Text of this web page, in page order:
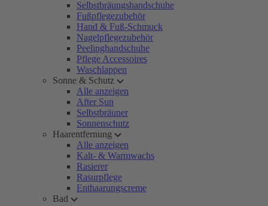
Selbstbräungshandschuhe
Fußpflegezubehör
Hand & Fuß-Schmuck
Nagelpflegezubehör
Peelinghandschuhe
Pflege Accessoires
Waschlappen
Sonne & Schutz
Alle anzeigen
After Sun
Selbstbräuner
Sonnenschutz
Haarentfernung
Alle anzeigen
Kalt- & Warmwachs
Rasierer
Rasurpflege
Enthaarungscreme
Bad